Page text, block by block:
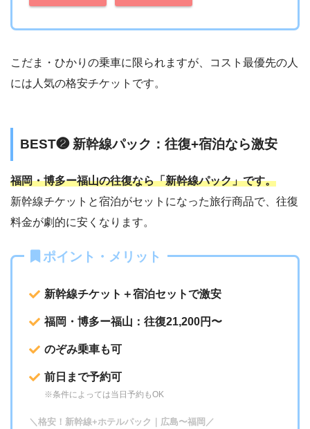
こだま・ひかりの乗車に限られますが、コスト最優先の人
には人気の格安チケットです。
BEST❷ 新幹線パック：往復+宿泊なら激安
福岡・博多ー福山の往復なら「新幹線パック」です。
新幹線チケットと宿泊がセットになった旅行商品で、往復
料金が劇的に安くなります。
ポイント・メリット
新幹線チケット＋宿泊セットで激安
福岡・博多ー福山：往復21,200円〜
のぞみ乗車も可
前日まで予約可
※条件によっては当日予約もOK
＼格安！新幹線+ホテルパック｜広島〜福岡／